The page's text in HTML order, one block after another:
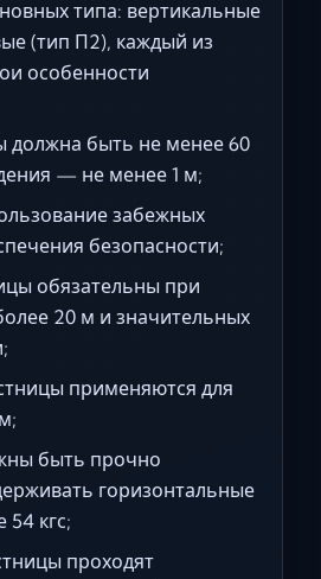
типа: вертикальные
(тип П2), каждый из
особенности
должна быть не менее 60
— не менее 1 м;
забежных
безопасности;
обязательны при
20 м и значительных
применяются для
быть прочно
горизонтальные
54 кгс;
проходят